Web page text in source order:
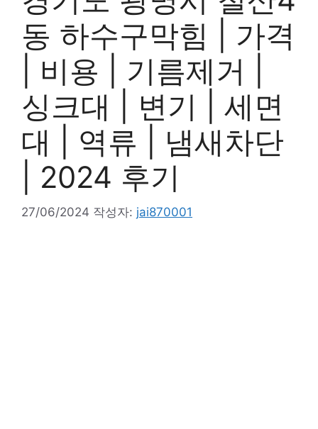
동 하수구막힘 | 가격
| 비용 | 기름제거 |
싱크대 | 변기 | 세면
대 | 역류 | 냄새차단
| 2024 후기
27/06/2024 작성자: jai870001